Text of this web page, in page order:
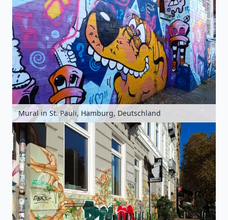
Mural in St. Pauli, Hamburg, Deutschland